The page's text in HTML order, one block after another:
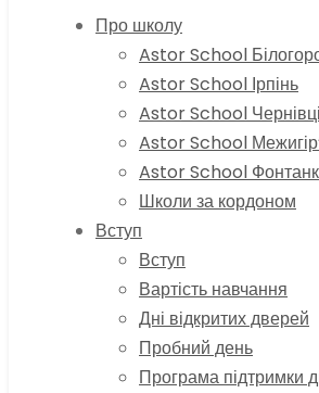
Про школу
Astor School
Astor School Ірпінь
Astor School Чернівці
Astor School
Astor School
Школи за кордоном
Вступ
Вступ
Вартість навчання
Дні відкритих дверей
Пробний день
Програма підтримки